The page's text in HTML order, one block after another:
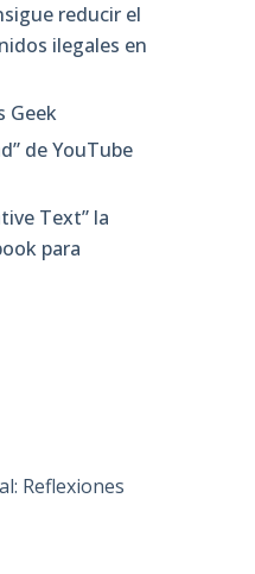
reducir el
ilegales en
Geek
de YouTube
Text” la
para
Reflexiones